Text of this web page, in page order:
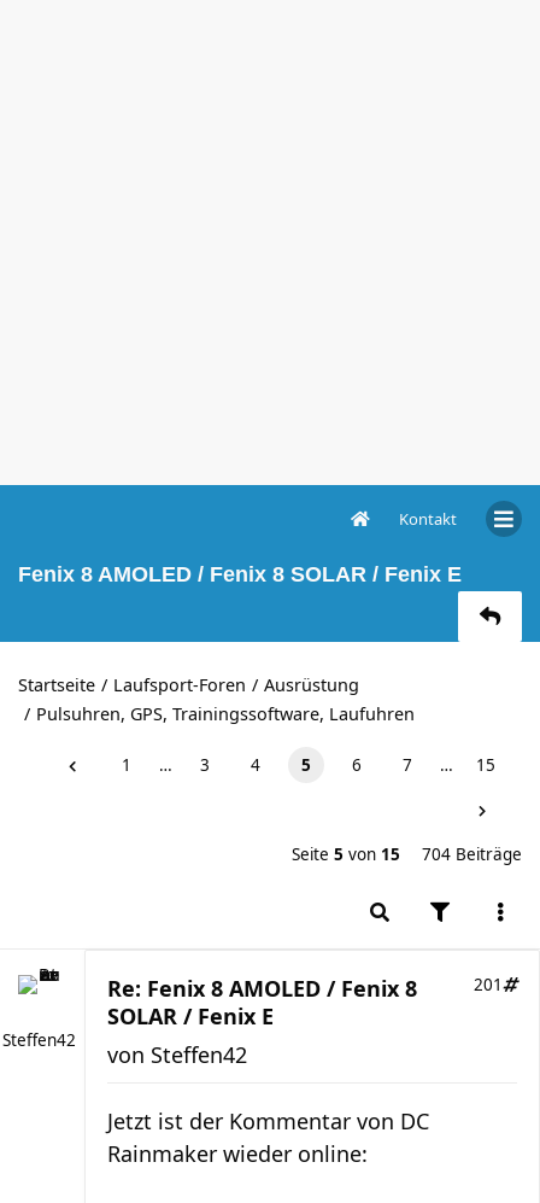
Kontakt
Fenix 8 AMOLED / Fenix 8 SOLAR / Fenix E
Startseite Laufsport-Foren
Ausrüstung
Pulsuhren, GPS, Trainingssoftware, Laufuhren
1 … 3 4 5 6 7 … 15
Seite 5 von 15 704 Beiträge
Steffen42
Re: Fenix 8 AMOLED / Fenix 8
SOLAR / Fenix E
201
von Steffen42
Jetzt ist der Kommentar von DC
Rainmaker wieder online: